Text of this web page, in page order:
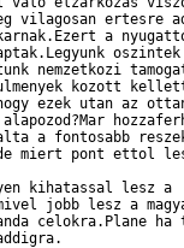
vilagosan ertesre
a
nemzetkozi
kozott
ezek utan az
a fontosabb
miert pont ettol
kihatassal lesz
jobb lesz a
celokra.Plane